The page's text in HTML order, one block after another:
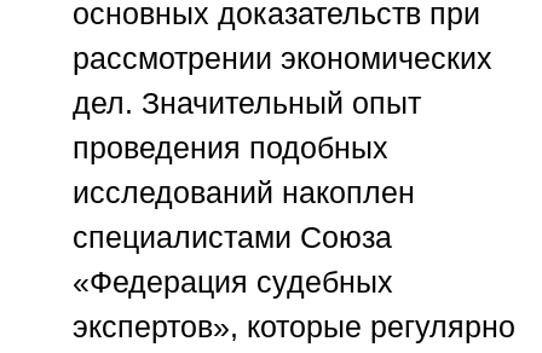
основных доказательств при
рассмотрении экономических
дел. Значительный опыт
проведения подобных
исследований накоплен
специалистами Союза
«Федерация судебных
экспертов», которые регулярно